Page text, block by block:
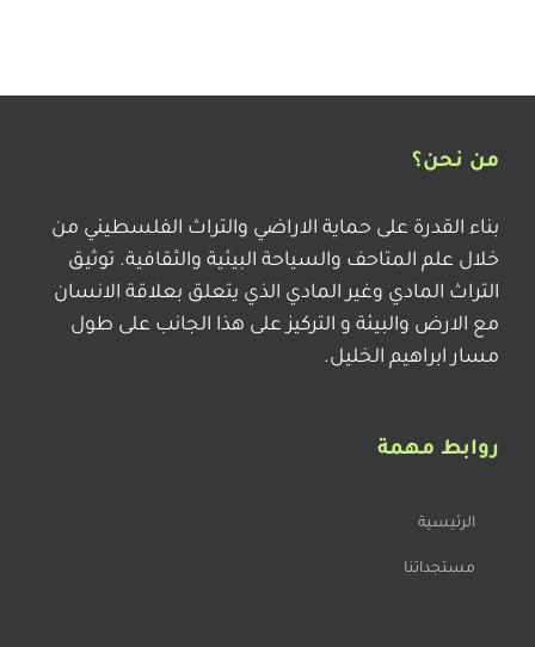
من نحن؟
بناء القدرة على حماية الاراضي والتراث الفلسطيني من
خلال علم المتاحف والسياحة البيئية والثقافية. توثيق
التراث المادي وغير المادي الذي يتعلق بعلاقة الانسان
مع الارض والبيئة و التركيز على هذا الجانب على طول
مسار ابراهيم الخليل.
روابط مهمة
الرئيسية
مستجداتنا